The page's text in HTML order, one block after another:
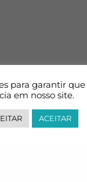
– 18h00
para garantir
em nosso site.
ACEITAR